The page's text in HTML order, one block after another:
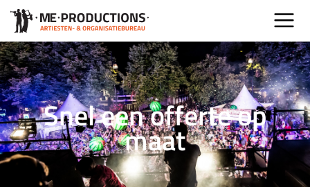
Snel een offerte op
maat